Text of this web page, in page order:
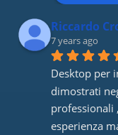
Riccardo
7 years ago
Desktop per
dimostrati
professionali
esperienza